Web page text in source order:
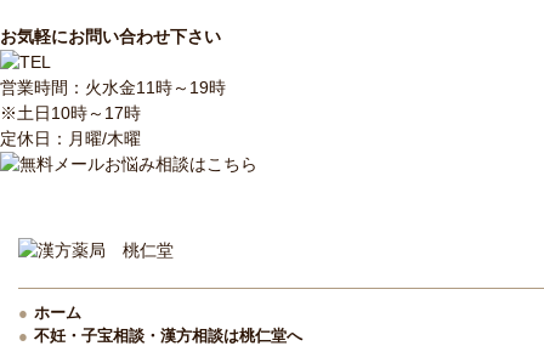
お気軽にお問い合わせ下さい
営業時間：火水金11時～19時
※土日10時～17時
定休日：月曜/木曜
ホーム
不妊・子宝相談・漢方相談は桃仁堂へ